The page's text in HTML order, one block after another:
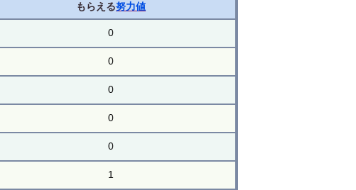
もらえる努力値
0
0
0
0
0
1